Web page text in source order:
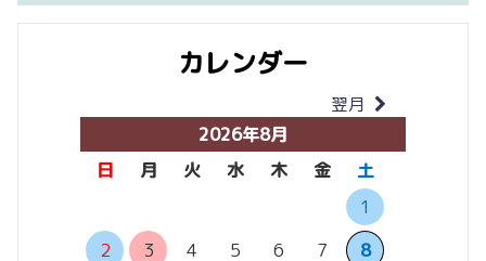
カレンダー
翌月
2026年8月
日
月 火 水 木 金
土
1
2
3 4 5 6 7
8